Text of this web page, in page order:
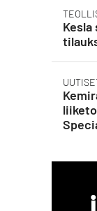
Kesla